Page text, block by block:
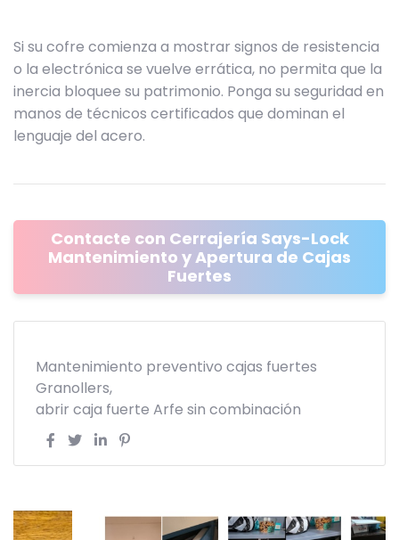
Si su cofre comienza a mostrar signos de resistencia
o la electrónica se vuelve errática, no permita que la
inercia bloquee su patrimonio. Ponga su seguridad en
manos de técnicos certificados que dominan el
lenguaje del acero.
Contacte con Cerrajería Says-Lock
Mantenimiento y Apertura de Cajas
Fuertes
Mantenimiento preventivo cajas fuertes
Granollers
abrir caja fuerte Arfe sin combinación